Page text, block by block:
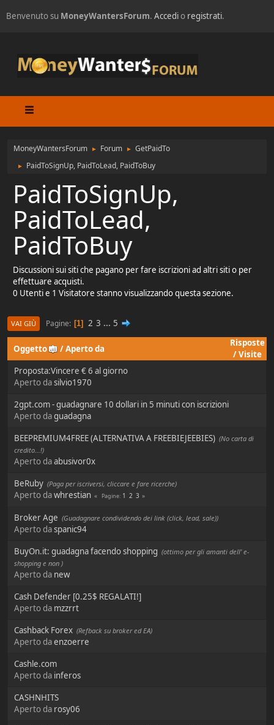
Benvenuto su MoneyWantersForum. Accedio registrati.
MoneyWantersForum ► Forum ► GetPaidTo
► PaidToSignUp, PaidToLead, PaidToBuy
PaidToSignUp,
PaidToLead,
PaidToBuy
Discussioni sui siti che pagano per fare iscrizioni ad altri siti o per
effettuare acquisti.
0 Utenti e 1 Visitatore stanno visualizzando questa sezione.
VAI GIÙ Pagine 1 2 3 ... 5
Oggetto /Aperto da
Risposte
/Visite
Proposta:Vincere € 6 al giorno
Aperto dasilvio1970
2gpt.com - guadagnare 10 dollari in 5 minuti con iscrizioni
Aperto daguadagna
BEEPREMIUM4FREE (ALTERNATIVA A FREEBIEJEEBIES) (No carta di
credito...!)
Aperto daabusivor0x
BeRuby (Paga per iscriversi, cliccare e fare ricerche)
Aperto dawhrestian Pagine 1 2 3
Broker Age (Guadagnare condividendo dei link (click, lead, sale))
Aperto daspanic94
BuyOn.it: guadagna facendo shopping (ottimo per gli amanti dell' e-
shopping e non )
Aperto da new
Cash Defender [0.25$ REGALATI!]
Aperto da mzzrrt
Cashback Forex (Refback su broker ed EA)
Aperto daenzoerre
Cashle.com
Aperto da inferos
CASHNHITS
Aperto da rosy06